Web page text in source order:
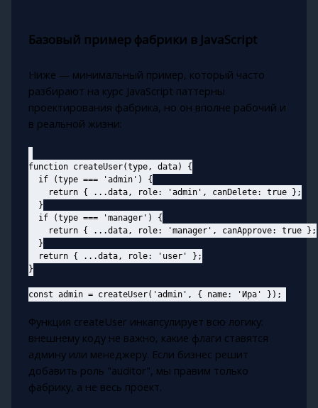
Базовый пример фабрики в JavaScript
Ниже — минимальный пример, который часто
разбирают на курс JavaScript паттерны
проектирования фабрика, но он вполне рабочий и
в реальной жизни:
function createUser(type, data) {
  if (type === 'admin') {
    return { ...data, role: 'admin', canDelete: true };
  }
  if (type === 'manager') {
    return { ...data, role: 'manager', canApprove: true };
  }
  return { ...data, role: 'user' };
}
Функция createUser инкапсулирует всю логику:
внешнему коду не важно, какие флаги ставятся
админу или менеджеру. Если бизнес решит
добавить роль "auditor", мы правим только
фабрику, а не весь проект.